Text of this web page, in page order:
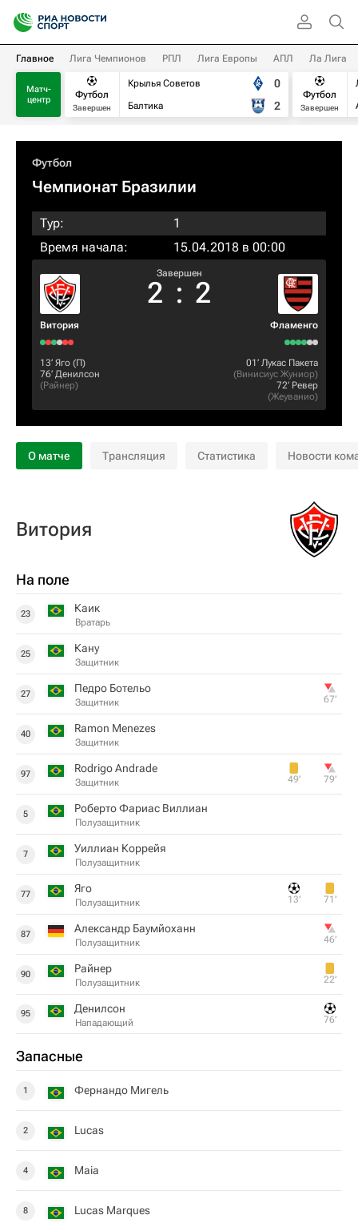
Главное Лига Чемпионов РПЛ Лига Европы АПЛ Ла Лига
Матч-
центр
Футбол
Завершен
Крылья Советов
Балтика
0
2
Футбол
Завершен
Футбол
Чемпионат Бразилии
Тур:
1
Время начала:
15.04.2018 в 00:00
Витория
Завершен
2 : 2
Фламенго
13‎’‎ Яго (П)
76‎’‎ Денилсон
(Райнер)
01‎’‎ Лукас Пакета
(Винисиус Жуниор)
72‎’‎ Ревер
(Жеуванио)
О матче Трансляция Статистика Новости
Витория
На поле
23 Каик
Вратарь
25 Кану
Защитник
27 Педро Ботельо
Защитник 67‎’‎
40 Ramon Menezes
Защитник
97 Rodrigo Andrade
Защитник 49‎’‎ 79‎’‎
5 Роберто Фариас Виллиан
Полузащитник
7 Уиллиан Коррейя
Полузащитник
77 Яго
Полузащитник 13‎’‎ 71‎’‎
87 Александр Баумйоханн
Полузащитник 46‎’‎
90 Райнер
Полузащитник 22‎’‎
95 Денилсон
Нападающий 76‎’‎
Запасные
1 Фернандо Мигель
2 Lucas
4 Maia
8 Lucas Marques